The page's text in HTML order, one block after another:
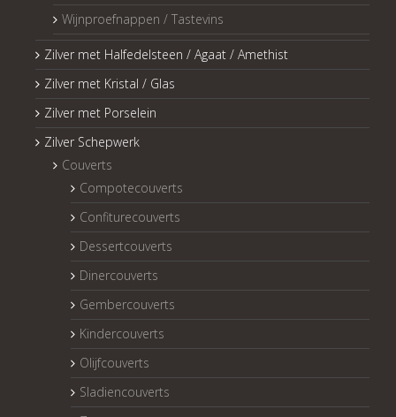
Wijnproefnappen / Tastevins
Zilver met Halfedelsteen / Agaat / Amethist
Zilver met Kristal / Glas
Zilver met Porselein
Zilver Schepwerk
Couverts
Compotecouverts
Confiturecouverts
Dessertcouverts
Dinercouverts
Gembercouverts
Kindercouverts
Olijfcouverts
Sladiencouverts